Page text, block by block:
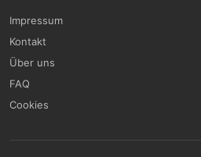
Impressum
Kontakt
Über uns
FAQ
Cookies